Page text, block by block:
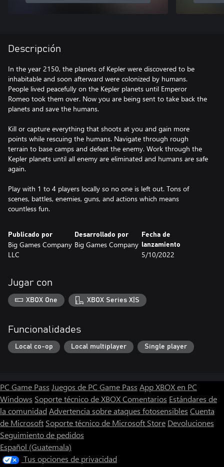
Descripción
In the year 2150, the planets of Kepler were discovered to be
inhabitable and soon afterward were colonized by humans.
People lived peacefully on the Kepler planets until Emperor
Romeo took them over. Now you are being sent to take back the
planets and save the humans.
Kill or capture everything that shoots at you and gain more
points while rescuing the humans. Navigate through rough
terrain to base camps and defeat the enemy. Work through the
Kepler planets until all enemy are eliminated and humans are safe
again.
Play with 1 to 4 players locally so no one is left out. Tons of
scenes, battles, enemies, guns, and actions which means
Publicado por
Big Games Company
LLC
Desarrollado por
Big Games Company
Fecha de
lanzamiento
5/10/2022
Jugar con
XBOX One XBOX Series X|S
Funcionalidades
Local co-op Local multiplayer Single player
PC Game Pass Juegos de PC Game Pass App XBOX en PC
Windows Soporte técnico de XBOXComentarios Estándares de
la comunidad Advertencia sobre ataques fotosensibles Cuenta
de Microsoft Soporte técnico de Microsoft Store Devoluciones
Seguimiento de pedidos
Español (Guatemala)
Tus opciones de privacidad